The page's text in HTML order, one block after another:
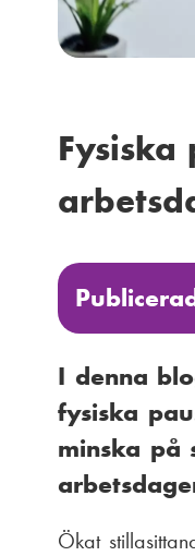
I denna
fysiska
minska på
Ökat